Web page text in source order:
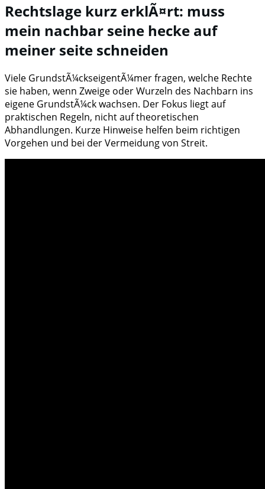
Rechtslage kurz erklÃ¤rt: muss
mein nachbar seine hecke auf
meiner seite schneiden
Viele GrundstÃ¼ckseigentÃ¼mer fragen, welche Rechte
sie haben, wenn Zweige oder Wurzeln des Nachbarn ins
eigene GrundstÃ¼ck wachsen. Der Fokus liegt auf
praktischen Regeln, nicht auf theoretischen
Abhandlungen. Kurze Hinweise helfen beim richtigen
Vorgehen und bei der Vermeidung von Streit.